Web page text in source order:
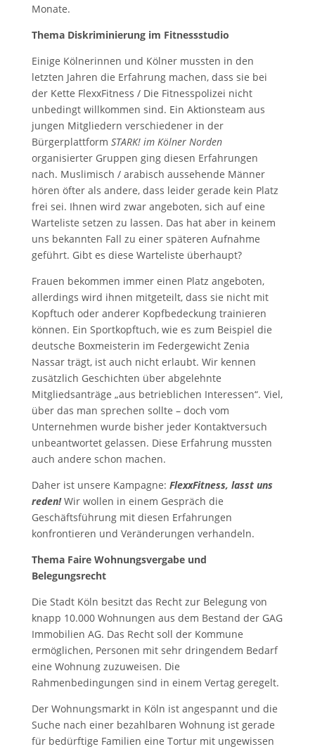
Monate.
Thema Diskriminierung im Fitnessstudio
Einige Kölnerinnen und Kölner mussten in den
letzten Jahren die Erfahrung machen, dass sie bei
der Kette FlexxFitness / Die Fitnesspolizei nicht
unbedingt willkommen sind. Ein Aktionsteam aus
jungen Mitgliedern verschiedener in der
Bürgerplattform STARK! im Kölner Norden
organisierter Gruppen ging diesen Erfahrungen
nach. Muslimisch / arabisch aussehende Männer
hören öfter als andere, dass leider gerade kein Platz
frei sei. Ihnen wird zwar angeboten, sich auf eine
Warteliste setzen zu lassen. Das hat aber in keinem
uns bekannten Fall zu einer späteren Aufnahme
geführt. Gibt es diese Warteliste überhaupt?
Frauen bekommen immer einen Platz angeboten,
allerdings wird ihnen mitgeteilt, dass sie nicht mit
Kopftuch oder anderer Kopfbedeckung trainieren
können. Ein Sportkopftuch, wie es zum Beispiel die
deutsche Boxmeisterin im Federgewicht Zenia
Nassar trägt, ist auch nicht erlaubt. Wir kennen
zusätzlich Geschichten über abgelehnte
Mitgliedsanträge „aus betrieblichen Interessen“. Viel,
über das man sprechen sollte – doch vom
Unternehmen wurde bisher jeder Kontaktversuch
unbeantwortet gelassen. Diese Erfahrung mussten
auch andere schon machen.
Daher ist unsere Kampagne: FlexxFitness, lasst uns
reden!Wir wollen in einem Gespräch die
Geschäftsführung mit diesen Erfahrungen
konfrontieren und Veränderungen verhandeln.
Thema Faire Wohnungsvergabe und
Belegungsrecht
Die Stadt Köln besitzt das Recht zur Belegung von
knapp 10.000 Wohnungen aus dem Bestand der GAG
Immobilien AG. Das Recht soll der Kommune
ermöglichen, Personen mit sehr dringendem Bedarf
eine Wohnung zuzuweisen. Die
Rahmenbedingungen sind in einem Vertag geregelt.
Der Wohnungsmarkt in Köln ist angespannt und die
Suche nach einer bezahlbaren Wohnung ist gerade
für bedürftige Familien eine Tortur mit ungewissen